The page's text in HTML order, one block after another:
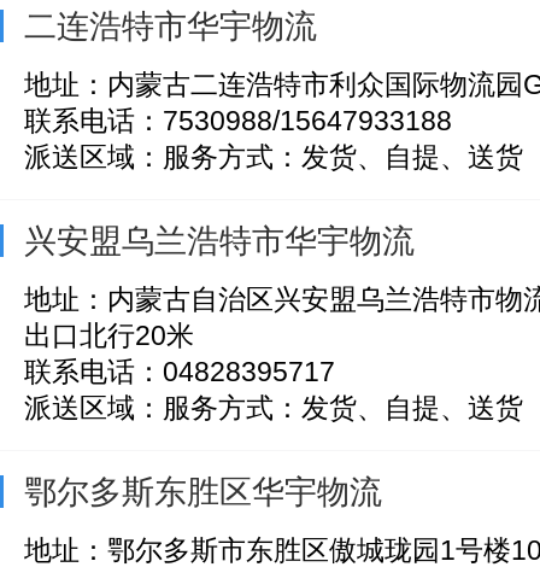
二连浩特市华宇物流
地址：内蒙古二连浩特市利众国际物流园
联系电话：7530988/15647933188
派送区域：服务方式：发货、自提、送货
兴安盟乌兰浩特市华宇物流
地址：内蒙古自治区兴安盟乌兰浩特市物
出口北行20米
联系电话：04828395717
派送区域：服务方式：发货、自提、送货
鄂尔多斯东胜区华宇物流
地址：鄂尔多斯市东胜区傲城珑园1号楼